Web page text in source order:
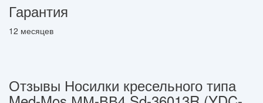
Гарантия
12 месяцев
Отзывы Носилки кресельного типа